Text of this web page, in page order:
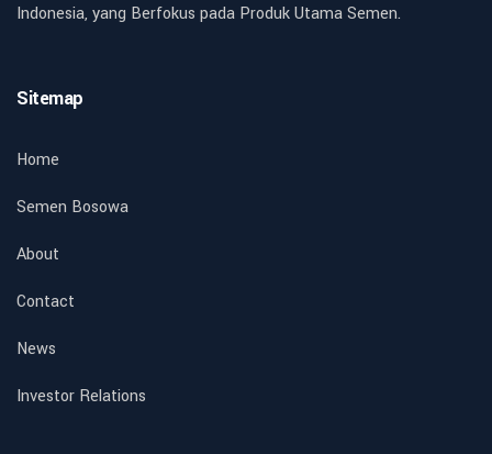
Indonesia, yang Berfokus pada Produk Utama Semen.
Sitemap
Home
Semen Bosowa
About
Contact
News
Investor Relations